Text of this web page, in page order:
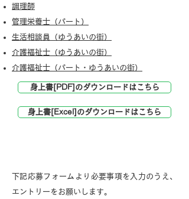
調理師
管理栄養士（パート）
生活相談員（ゆうあいの街）
介護福祉士（ゆうあいの街）
介護福祉士（パート・ゆうあいの街）
身上書[PDF]のダウンロードはこちら
身上書[Excel]のダウンロードはこちら
下記応募フォームより必要事項を入力のうえ、
エントリーをお願いします。